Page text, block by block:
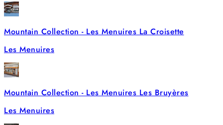
Mountain Collection - Les Menuires La Croisette
Les Menuires
Mountain Collection - Les Menuires Les Bruyères
Les Menuires